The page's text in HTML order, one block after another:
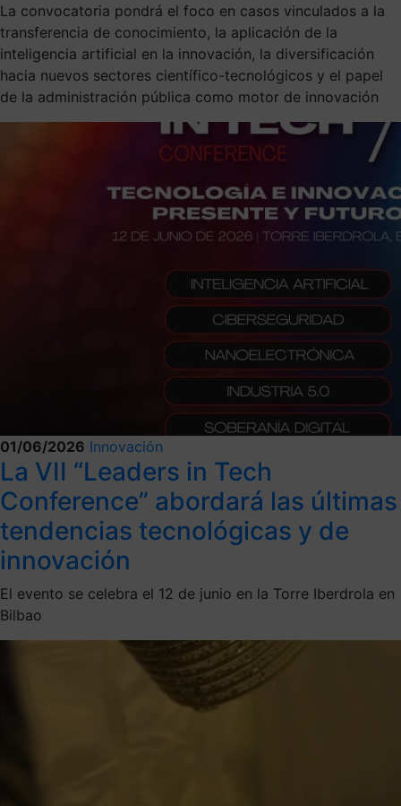
La convocatoria pondrá el foco en casos vinculados a la
transferencia de conocimiento, la aplicación de la
inteligencia artificial en la innovación, la diversificación
hacia nuevos sectores científico-tecnológicos y el papel
de la administración pública como motor de innovación
01/06/2026 Innovación
La VII “Leaders in Tech
Conference” abordará las últimas
tendencias tecnológicas y de
innovación
El evento se celebra el 12 de junio en la Torre Iberdrola en
Bilbao